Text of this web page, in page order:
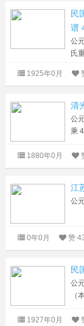
民
谱
公
氏
1925年0月
清
公
乘
1880年0月
江
公
0年0月 赞
民
公
（
1927年0月